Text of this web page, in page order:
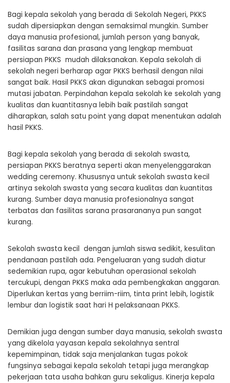
Bagi kepala sekolah yang berada di Sekolah Negeri, PKKS
sudah dipersiapkan dengan semaksimal mungkin. Sumber
daya manusia profesional, jumlah person yang banyak,
fasilitas sarana dan prasana yang lengkap membuat
persiapan PKKS mudah dilaksanakan. Kepala sekolah di
sekolah negeri berharap agar PKKS berhasil dengan nilai
sangat baik. Hasil PKKS akan digunakan sebagai promosi
mutasi jabatan. Perpindahan kepala sekolah ke sekolah yang
kualitas dan kuantitasnya lebih baik pastilah sangat
diharapkan, salah satu point yang dapat menentukan adalah
hasil PKKS.
Bagi kepala sekolah yang berada di sekolah swasta,
persiapan PKKS beratnya seperti akan menyelenggarakan
wedding ceremony. Khususnya untuk sekolah swasta kecil
artinya sekolah swasta yang secara kualitas dan kuantitas
kurang. Sumber daya manusia profesionalnya sangat
terbatas dan fasilitas sarana prasarananya pun sangat
kurang.
Sekolah swasta kecil dengan jumlah siswa sedikit, kesulitan
pendanaan pastilah ada. Pengeluaran yang sudah diatur
sedemikian rupa, agar kebutuhan operasional sekolah
tercukupi, dengan PKKS maka ada pembengkakan anggaran.
Diperlukan kertas yang berriim-riim, tinta print lebih, logistik
lembur dan logistik saat hari H pelaksanaan PKKS.
Demikian juga dengan sumber daya manusia, sekolah swasta
yang dikelola yayasan kepala sekolahnya sentral
kepemimpinan, tidak saja menjalankan tugas pokok
fungsinya sebagai kepala sekolah tetapi juga merangkap
pekerjaan tata usaha bahkan guru sekaligus. Kinerja kepala